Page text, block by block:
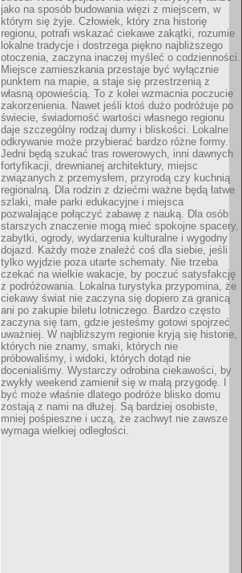
jako na sposób budowania więzi z miejscem, w
którym się żyje. Człowiek, który zna historię
regionu, potrafi wskazać ciekawe zakątki, rozumie
lokalne tradycje i dostrzega piękno najbliższego
otoczenia, zaczyna inaczej myśleć o codzienności.
Miejsce zamieszkania przestaje być wyłącznie
punktem na mapie, a staje się przestrzenią z
własną opowieścią. To z kolei wzmacnia poczucie
zakorzenienia. Nawet jeśli ktoś dużo podróżuje po
świecie, świadomość wartości własnego regionu
daje szczególny rodzaj dumy i bliskości. Lokalne
odkrywanie może przybierać bardzo różne formy.
Jedni będą szukać tras rowerowych, inni dawnych
fortyfikacji, drewnianej architektury, miejsc
związanych z przemysłem, przyrodą czy kuchnią
regionalną. Dla rodzin z dziećmi ważne będą łatwe
szlaki, małe parki edukacyjne i miejsca
pozwalające połączyć zabawę z nauką. Dla osób
starszych znaczenie mogą mieć spokojne spacery,
zabytki, ogrody, wydarzenia kulturalne i wygodny
dojazd. Każdy może znaleźć coś dla siebie, jeśli
tylko wyjdzie poza utarte schematy. Nie trzeba
czekać na wielkie wakacje, by poczuć satysfakcję
z podróżowania. Lokalna turystyka przypomina, że
ciekawy świat nie zaczyna się dopiero za granicą
ani po zakupie biletu lotniczego. Bardzo często
zaczyna się tam, gdzie jesteśmy gotowi spojrzeć
uważniej. W najbliższym regionie kryją się historie,
których nie znamy, smaki, których nie
próbowaliśmy, i widoki, których dotąd nie
docenialiśmy. Wystarczy odrobina ciekawości, by
zwykły weekend zamienił się w małą przygodę. I
być może właśnie dlatego podróże blisko domu
zostają z nami na dłużej. Są bardziej osobiste,
mniej pośpieszne i uczą, że zachwyt nie zawsze
wymaga wielkiej odległości.